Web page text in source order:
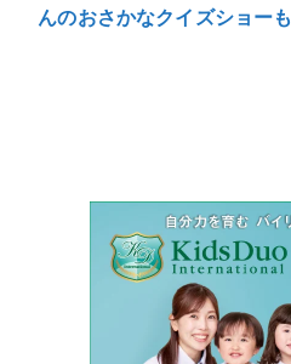
んのおさかなクイズショーも